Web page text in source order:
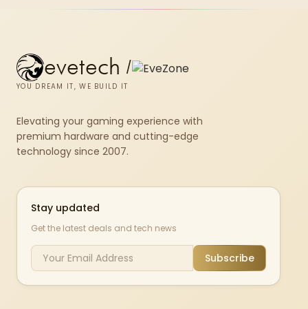
evetech /
YOU DREAM IT, WE BUILD IT
Elevating your gaming experience with
premium hardware and cutting-edge
technology since 2007.
Stay updated
Get the latest deals and tech news
Subscribe